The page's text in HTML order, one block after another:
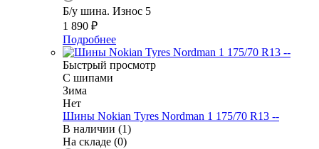
Б/у шина. Износ 5
1 890 ₽
Подробнее
Быстрый просмотр
С шипами
Зима
Нет
Шины Nokian Tyres Nordman 1 175/70 R13 --
В наличии (1)
На складе (0)